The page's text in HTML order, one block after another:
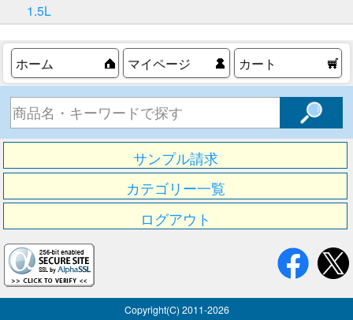
1.5L
ホーム マイページ カート
サンプル請求
カテゴリー一覧
ログアウト
Copyright(C) 2011-2026